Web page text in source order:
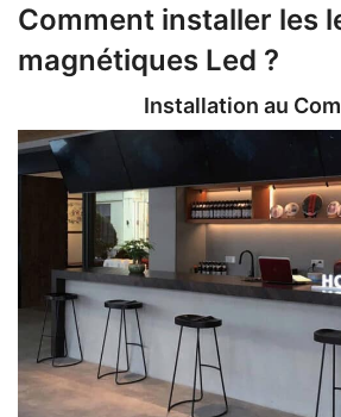
Comment installer les
magnétiques Led ?
Installation au